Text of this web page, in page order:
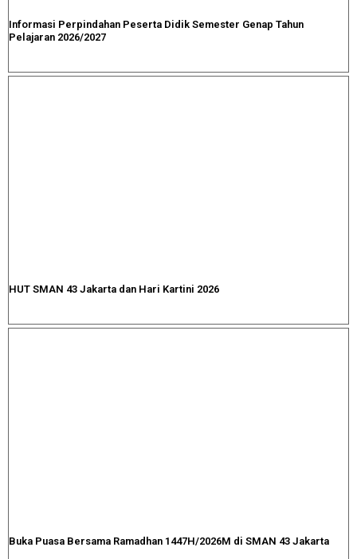
Informasi Perpindahan Peserta Didik Semester Genap Tahun
Pelajaran 2026/2027
HUT SMAN 43 Jakarta dan Hari Kartini 2026
Buka Puasa Bersama Ramadhan 1447H/2026M di SMAN 43 Jakarta